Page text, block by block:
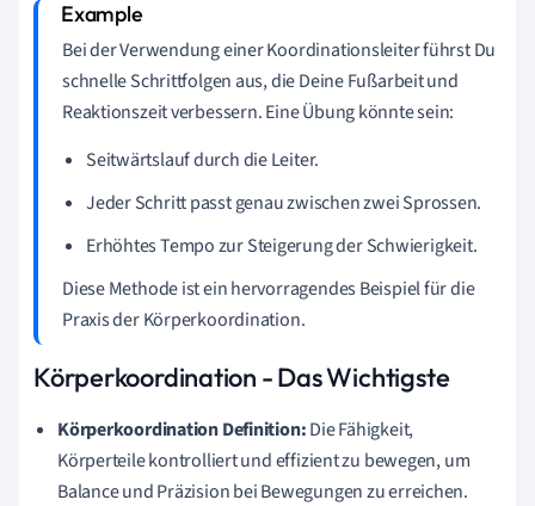
Bei der Verwendung einer Koordinationsleiter führst Du
schnelle Schrittfolgen aus, die Deine Fußarbeit und
Reaktionszeit verbessern. Eine Übung könnte sein:
Seitwärtslauf durch die Leiter.
Jeder Schritt passt genau zwischen zwei Sprossen.
Erhöhtes Tempo zur Steigerung der Schwierigkeit.
Diese Methode ist ein hervorragendes Beispiel für die
Praxis der Körperkoordination.
Körperkoordination - Das Wichtigste
Körperkoordination Definition:Die Fähigkeit,
Körperteile kontrolliert und effizient zu bewegen, um
Balance und Präzision bei Bewegungen zu erreichen.